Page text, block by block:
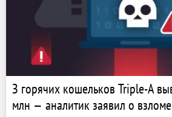
З горячих кошельков Triple-A
млн — аналитик заявил о взломе